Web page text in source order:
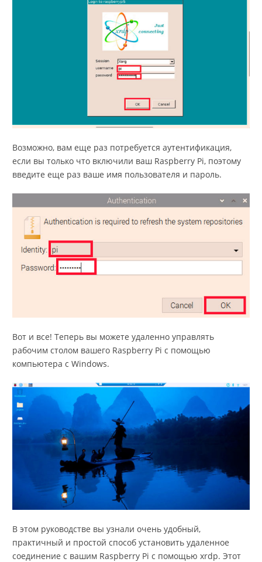
Возможно, вам еще раз потребуется аутентификация,
если вы только что включили ваш Raspberry Pi, поэтому
введите еще раз ваше имя пользователя и пароль.
Вот и все! Теперь вы можете удаленно управлять
рабочим столом вашего Raspberry Pi с помощью
компьютера с Windows.
В этом руководстве вы узнали очень удобный,
практичный и простой способ установить удаленное
соединение с вашим Raspberry Pi с помощью xrdp. Этот